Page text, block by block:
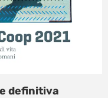
definitiva